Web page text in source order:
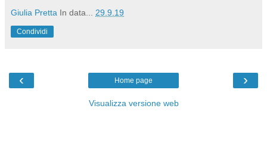
Giulia Pretta In data... 29.9.19
Condividi
‹ ›
Home page
Visualizza versione web